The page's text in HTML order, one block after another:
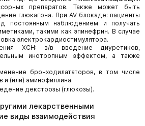
препаратов. Также может быть
глюкагона. При AV блокаде: пациенты
постоянным наблюдением и получать
такими как эпинефрин. В случае
электрокардиостимулятора.
ХСН: в/в введение диуретиков,
инотропным эффектом, а также
бронходилататоров, в том числе
(или) аминофиллина.
декстрозы (глюкозы).
лекарственными
виды взаимодействия